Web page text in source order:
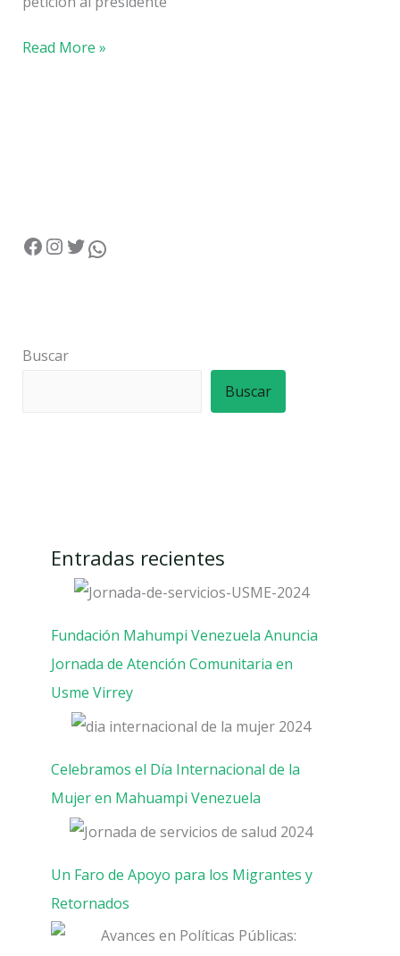
Read More »
Buscar
Buscar
Entradas recientes
Fundación Mahumpi Venezuela Anuncia
Jornada de Atención Comunitaria en
Usme Virrey
Celebramos el Día Internacional de la
Mujer en Mahuampi Venezuela
Un Faro de Apoyo para los Migrantes y
Retornados